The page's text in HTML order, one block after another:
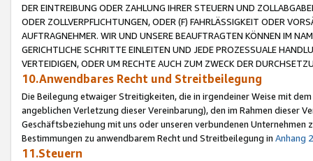
DER EINTREIBUNG ODER ZAHLUNG IHRER STEUERN UND
ODER ZOLLVERPFLICHTUNGEN, ODER (F) FAHRLÄSSIGKEIT ODER
AUFTRAGNEHMER. WIR UND UNSERE BEAUFTRAGTEN KÖNNEN IM
GERICHTLICHE SCHRITTE EINLEITEN UND JEDE PROZESSUALE
VERTEIDIGEN, ODER UM RECHTE AUCH ZUM ZWECK DER
10.Anwendbares Recht und Streitbeilegung
Die Beilegung etwaiger Streitigkeiten, die in irgendeiner Weise mit
angeblichen Verletzung dieser Vereinbarung), den im Rahmen dieser
Geschäftsbeziehung mit uns oder unseren verbundenen
Bestimmungen zu anwendbarem Recht und Streitbeilegung in Anhang 2
11.Steuern